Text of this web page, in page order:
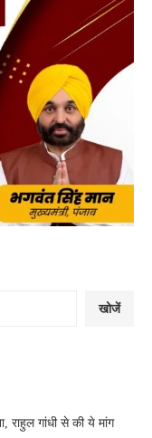
खोजें
राहुल गांधी से की ये मांग